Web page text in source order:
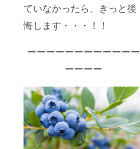
ていなかったら、きっと後
悔します・・・！！
ーーーーーーーーーーーー
ーーーー